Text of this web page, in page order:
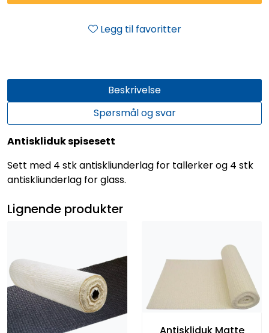
Legg til favoritter
Beskrivelse
Spørsmål og svar
Antiskliduk spisesett
Sett med 4 stk antiskliunderlag for tallerker og 4 stk
antiskliunderlag for glass.
Lignende produkter